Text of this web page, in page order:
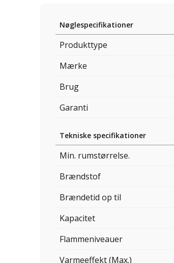
Nøglespecifikationer
Produkttype
Mærke
Brug
Garanti
Tekniske specifikationer
Min. rumstørrelse.
Brændstof
Brændetid op til
Kapacitet
Flammeniveauer
Varmeeffekt (Max.)